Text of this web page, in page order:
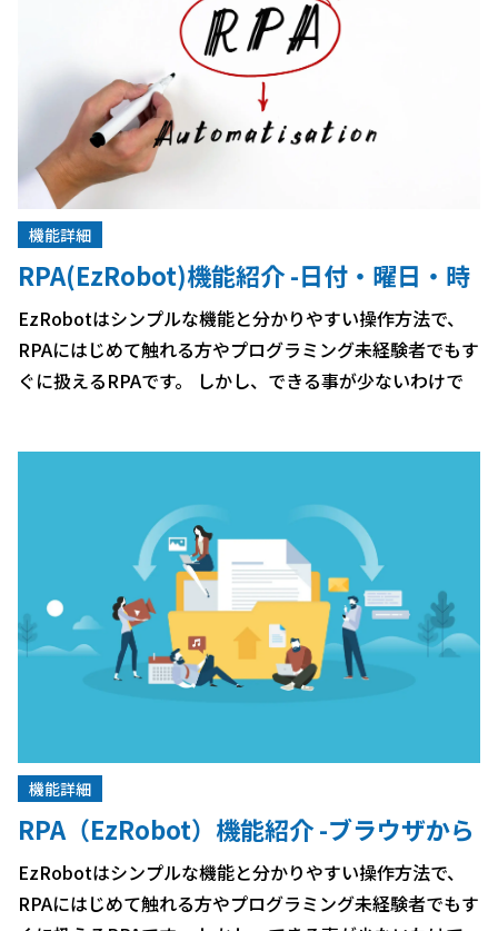
機能詳細
RPA(EzRobot)機能紹介 -日付・曜日・時
刻を使用する方法-
EzRobotはシンプルな機能と分かりやすい操作方法で、
RPAにはじめて触れる方やプログラミング未経験者でもす
ぐに扱えるRPAです。 しかし、できる事が少ないわけで
機能詳細
RPA（EzRobot）機能紹介 -ブラウザから
ダウンロードしたファイルを開く方法-
EzRobotはシンプルな機能と分かりやすい操作方法で、
RPAにはじめて触れる方やプログラミング未経験者でもす